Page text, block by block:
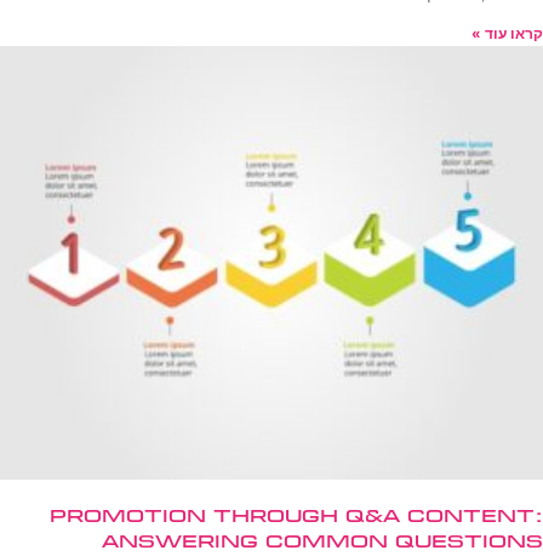
קראו עוד »
Promotion Through Q&A Content:
Answering Common Questions